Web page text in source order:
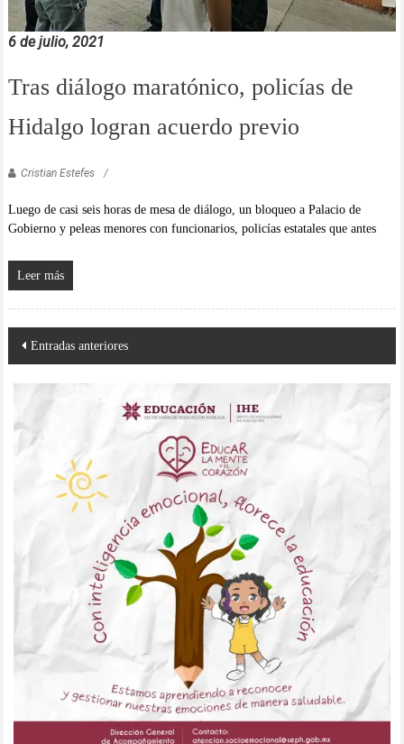
6 de julio, 2021
Tras diálogo maratónico, policías de
Hidalgo logran acuerdo previo
Cristian Estefes
Luego de casi seis horas de mesa de diálogo, un bloqueo a Palacio de
Gobierno y peleas menores con funcionarios, policías estatales que antes
Leer más
Navegación
de
entradas
Entradas anteriores